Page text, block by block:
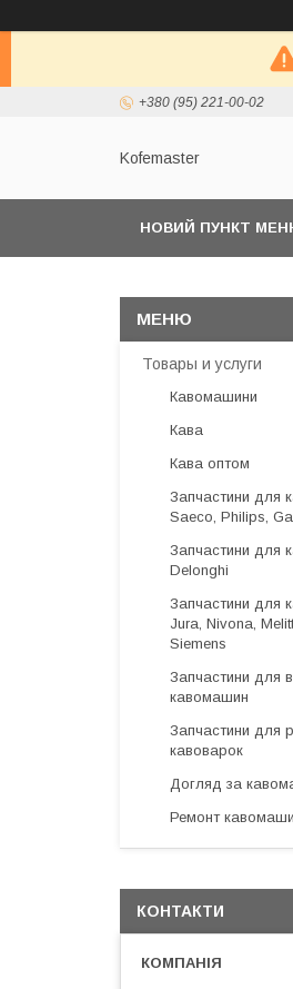
+380 (95) 221-00-02
Kofemaster
НОВИЙ ПУНКТ
Товары и услуги
Кавомашини
Кава
Кава оптом
Запчастини для
Saeco, Philips,
Запчастини для
Delonghi
Запчастини для
Jura, Nivona,
Siemens
Запчастини для
кавомашин
Запчастини для
кавоварок
Догляд за
Ремонт
КОНТАКТИ